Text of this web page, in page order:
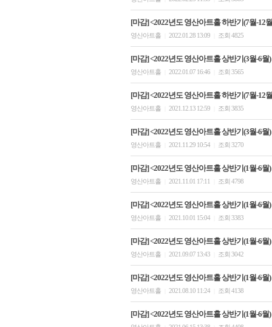
[마감] <2022년도 영산아트홀 하반기(7월-12
영산아트홀 2022.01.28 13:09 조회 4825
[마감] <2022년도 영산아트홀 상반기(3월-6월
영산아트홀 2022.01.07 16:46 조회 3565
[마감] <2022년도 영산아트홀 하반기(7월-12
영산아트홀 2021.12.13 12:59 조회 3835
[마감] <2022년도 영산아트홀 상반기(3월-6월
영산아트홀 2021.11.29 10:54 조회 3270
[마감] <2022년도 영산아트홀 상반기(1월-6월
영산아트홀 2021.11.01 17:11 조회 4798
[마감] <2022년도 영산아트홀 상반기(1월-6월
영산아트홀 2021.10.01 15:04 조회 3383
[마감] <2022년도 영산아트홀 상반기(1월-6월
영산아트홀 2021.09.07 13:43 조회 3042
[마감] <2022년도 영산아트홀 상반기(1월-6월
영산아트홀 2021.08.10 11:24 조회 4138
[마감] <2022년도 영산아트홀 상반기(1월-6월